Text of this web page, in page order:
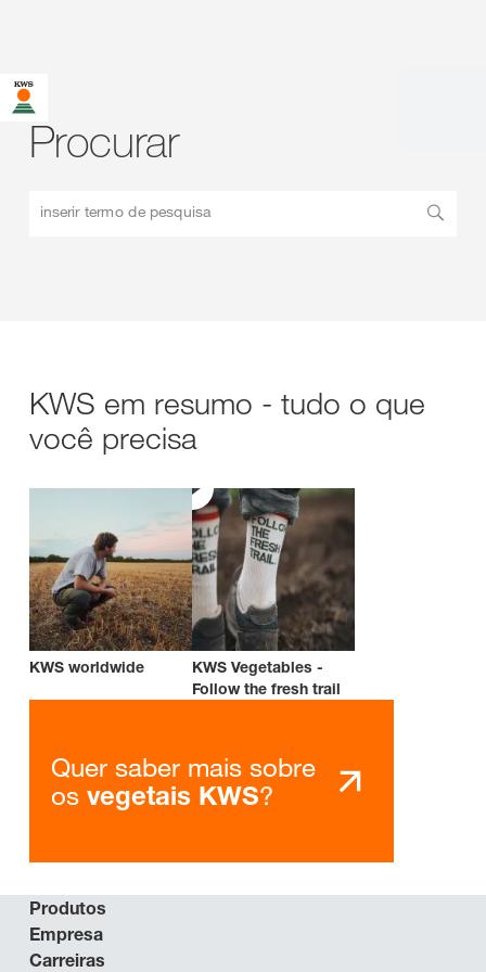
Procurar
inserir termo de pesquisa
KWS em resumo - tudo o que
você precisa
KWS worldwide
KWS Vegetables -
Follow the fresh trail
Quer saber mais sobre
os vegetais KWS?
Produtos
Empresa
Carreiras